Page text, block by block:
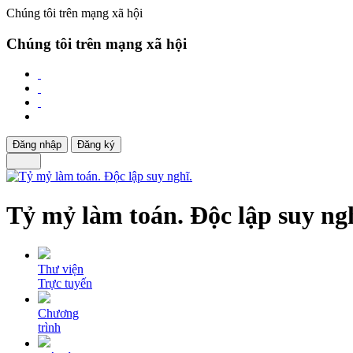
Chúng tôi trên mạng xã hội
Chúng tôi trên mạng xã hội
Đăng nhập Đăng ký
Tỷ mỷ làm toán. Độc lập suy
Thư viện
Trực tuyến
Chương
trình